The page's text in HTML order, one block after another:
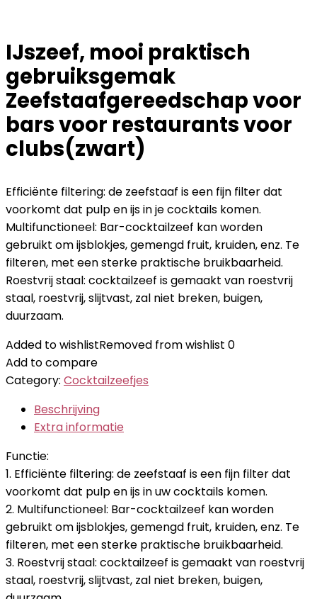
IJszeef, mooi praktisch
gebruiksgemak
Zeefstaafgereedschap voor
bars voor restaurants voor
clubs(zwart)
Efficiënte filtering: de zeefstaaf is een fijn filter dat
voorkomt dat pulp en ijs in je cocktails komen.
Multifunctioneel: Bar-cocktailzeef kan worden
gebruikt om ijsblokjes, gemengd fruit, kruiden, enz. Te
filteren, met een sterke praktische bruikbaarheid.
Roestvrij staal: cocktailzeef is gemaakt van roestvrij
staal, roestvrij, slijtvast, zal niet breken, buigen,
duurzaam.
Added to wishlistRemoved from wishlist 0
Add to compare
Category: Cocktailzeefjes
Beschrijving
Extra informatie
Functie:
1. Efficiënte filtering: de zeefstaaf is een fijn filter dat
voorkomt dat pulp en ijs in uw cocktails komen.
2. Multifunctioneel: Bar-cocktailzeef kan worden
gebruikt om ijsblokjes, gemengd fruit, kruiden, enz. Te
filteren, met een sterke praktische bruikbaarheid.
3. Roestvrij staal: cocktailzeef is gemaakt van roestvrij
staal, roestvrij, slijtvast, zal niet breken, buigen,